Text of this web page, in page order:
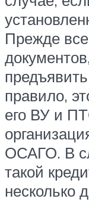
Прежде
правило,
его ВУ и
ОСАГО. В
такой
несколько